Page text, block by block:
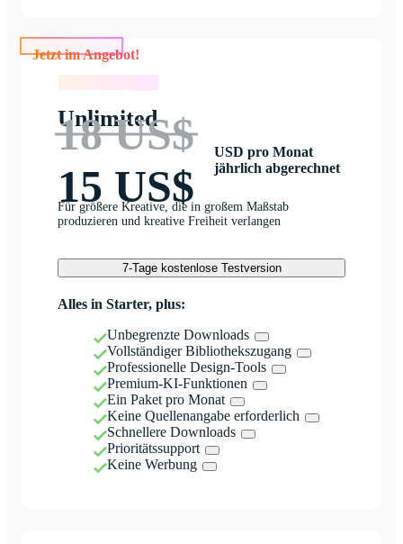
Jetzt im Angebot!
Unlimited
18 US$
15 US$
USD pro Monat
jährlich abgerechnet
Für größere Kreative, die in großem Maßstab
produzieren und kreative Freiheit verlangen
7-Tage kostenlose Testversion
Alles in Starter, plus:
Unbegrenzte Downloads
Vollständiger Bibliothekszugang
Professionelle Design-Tools
Premium-KI-Funktionen
Ein Paket pro Monat
Keine Quellenangabe erforderlich
Schnellere Downloads
Prioritätssupport
Keine Werbung